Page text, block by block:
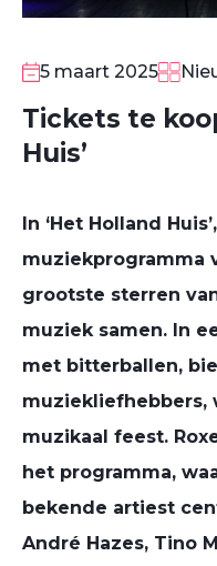
5 maart 2025
Tickets te
Huis’
In ‘Het Holland
muziekprogramma
grootste sterren
muziek samen. In
met bitterballen,
muziekliefhebbers,
muzikaal feest.
het programma,
bekende artiest
André Hazes, Tino